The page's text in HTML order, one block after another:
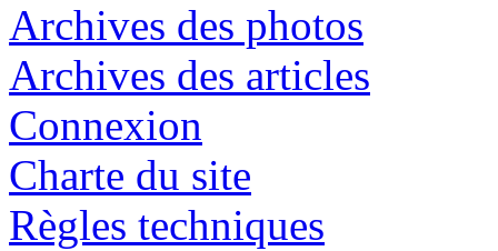
Archives des photos
Archives des articles
Connexion
Charte du site
Règles techniques